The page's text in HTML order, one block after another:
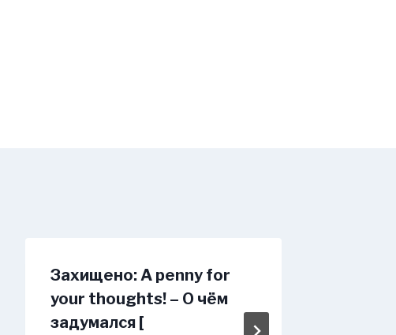
Захищено: A penny for
your thoughts! – О чём
задумался [